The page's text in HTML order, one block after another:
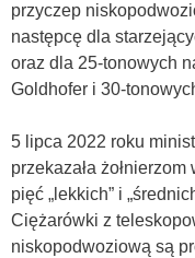
przyczep
następcę dla
oraz dla 25-tonowych
Goldhofer i 30-
5 lipca 2022 roku
przekazała
pięć „lekkich” i
Ciężarówki z
niskopodwoziową są